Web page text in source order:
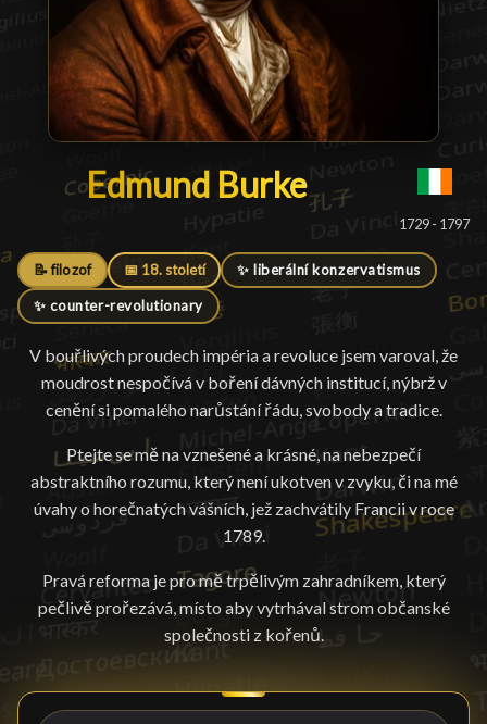
Edmund Burke
Edmund Burke█
1729 - 1797
📝 filozof 📅 18. století ✨ liberální konzervatismus
✨ counter-revolutionary
V bouřlivých proudech impéria a revoluce jsem varoval, že
moudrost nespočívá v boření dávných institucí, nýbrž v
cenění si pomalého narůstání řádu, svobody a tradice.
Ptejte se mě na vznešené a krásné, na nebezpečí
abstraktního rozumu, který není ukotven v zvyku, či na mé
úvahy o horečnatých vášních, jež zachvátily Francii v roce
1789.
Pravá reforma je pro mě trpělivým zahradníkem, který
pečlivě prořezává, místo aby vytrhával strom občanské
společnosti z kořenů.